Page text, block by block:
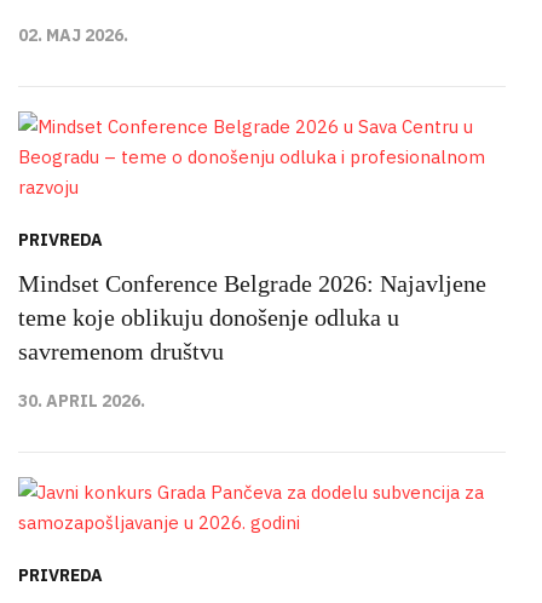
02. MAJ 2026.
PRIVREDA
Mindset Conference Belgrade 2026: Najavljene
teme koje oblikuju donošenje odluka u
savremenom društvu
30. APRIL 2026.
PRIVREDA